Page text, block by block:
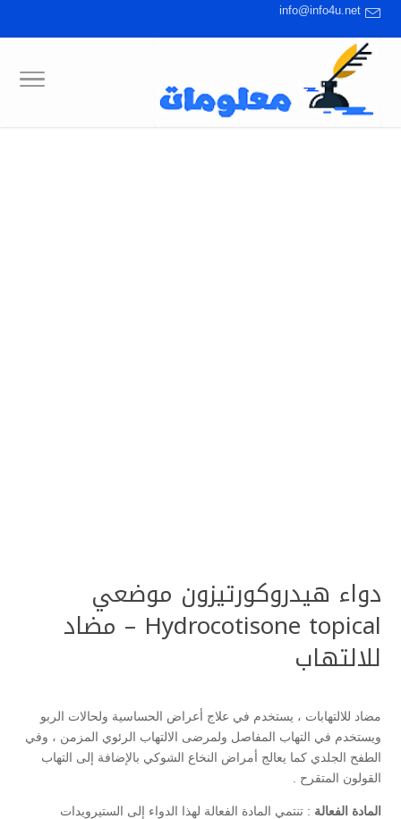
info@info4u.net
دواء هيدروكورتيزون موضعي
Hydrocotisone topical – مضاد
للالتهاب
مضاد للالتهابات ، يستخدم في علاج أعراض الحساسية ولحالات الربو
ويستخدم في التهاب المفاصل ولمرضى الالتهاب الرئوي المزمن ، وفي
الطفح الجلدي كما يعالج أمراض النخاع الشوكي بالإضافة إلى التهاب
القولون المتقرح .
المادة الفعالة : تنتمي المادة الفعالة لهذا الدواء إلى الستيرويدات